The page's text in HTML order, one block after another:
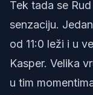
Tek tada se
senzaciju.
od 11:0 leži i u
Kasper. Velika
u tim